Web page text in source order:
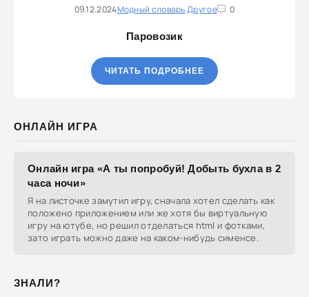
09.12.2024Модный словарьДругое 0
Паровозик
ЧИТАТЬ ПОДРОБНЕЕ
ОНЛАЙН ИГРА
Онлайн игра «А ты попробуй! Добыть бухла в 2
часа ночи»
Я на листочке замутил игру, сначала хотел сделать как
положено приложением или же хотя бы виртуальную
игру на ютубе, но решил отделаться html и фотками,
зато играть можно даже на каком-нибудь сименсе.
ЗНАЛИ?